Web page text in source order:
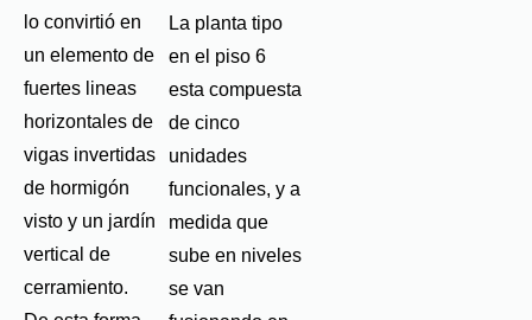
lo convirtió en
un elemento de
fuertes lineas
horizontales de
vigas invertidas
de hormigón
visto y un jardín
vertical de
cerramiento.
La planta tipo
en el piso 6
esta compuesta
de cinco
unidades
funcionales, y a
medida que
sube en niveles
se van